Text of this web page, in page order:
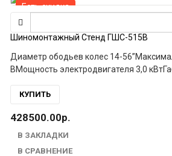
Есть скидка
Шиномонтажный Стенд ГШС-515В
Диаметр ободьев колес 14-56”Максимальный диаметр колеса 2300 ммМаксимальная ширина колеса 1065 ммНапряжение в сети 380
КУПИТЬ
428500.00р.
В ЗАКЛАДКИ
В СРАВНЕНИЕ